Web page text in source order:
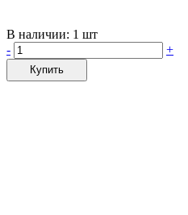
В наличии: 1 шт
-
+
Купить